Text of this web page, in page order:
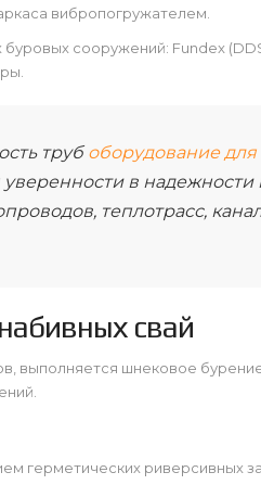
вибропогружателем.
буровых сооружений: Fundex
труб оборудование
в
теплотрасс,
свай
выполняется шнековое
герметических риверсивных